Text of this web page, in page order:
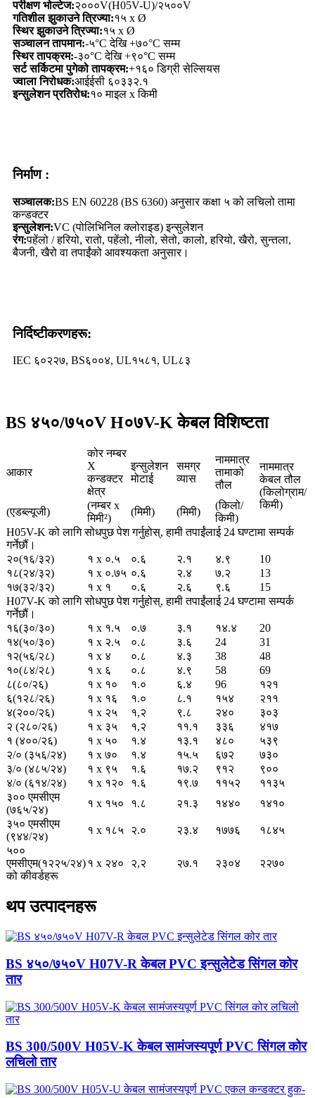
परीक्षण भोल्टेज:२०००V(H05V-U)/२५००V
गतिशील झुकाउने त्रिज्या:१५ x Ø
स्थिर झुकाउने त्रिज्या:१५ x Ø
सञ्चालन तापमान:-५°C देखि +७०°C सम्म
स्थिर तापक्रम:-३०°C देखि +९०°C सम्म
सर्ट सर्किटमा पुगेको तापक्रम:+१६० डिग्री सेल्सियस
ज्वाला निरोधक:आईईसी ६०३३२.१
इन्सुलेशन प्रतिरोध:१० माइल x किमी
निर्माण :
सञ्चालक:BS EN 60228 (BS 6360) अनुसार कक्षा ५ को लचिलो तामा
कन्डक्टर
इन्सुलेशन:VC (पोलिभिनिल क्लोराइड) इन्सुलेशन
रंग:पहेंलो / हरियो, रातो, पहेंलो, नीलो, सेतो, कालो, हरियो, खैरो, सुन्तला,
बैजनी, खैरो वा तपाईंको आवश्यकता अनुसार।
निर्दिष्टीकरणहरू:
IEC ६०२२७, BS६००४, UL१५८१, UL८३
BS ४५०/७५०V H०७V-K केबल विशिष्टता
आकार
कोर नम्बर
X
कन्डक्टर
क्षेत्र
इन्सुलेशन
मोटाई
समग्र
व्यास
नाममात्र
तामाको
तौल
नाममात्र
केबल तौल
(किलोग्राम/
किमी)
(एडब्ल्यूजी)
(नम्बर x
मिमी²)
(मिमी) (मिमी)
(किलो/
किमी)
H05V-K को लागि सोधपुछ पेश गर्नुहोस्, हामी तपाईंलाई 24 घण्टामा सम्पर्क
गर्नेछौं।
२०(१६/३२)
१ x ०.५ ०.६ २.१ ४.९
10
१८(२४/३२)
१ x ०.७५ ०.६ २.४ ७.२
13
१७(३२/३२)
१ x १ ०.६ २.६ ९.६
15
H07V-K को लागि सोधपुछ पेश गर्नुहोस्, हामी तपाईंलाई 24 घण्टामा सम्पर्क
गर्नेछौं।
१६(३०/३०)
१ x १.५ ०.७ ३.१ १४.४
20
१४(५०/३०)
१ x २.५ ०.८ ३.६ 24
31
१२(५६/२८)
१ x ४ ०.८ ४.३ 38
48
१०(८४/२८)
१ x ६ ०.८ ४.९ 58
69
८(८०/२६)
१ x १० १.० ६.४ 96
१२१
६(१२८/२६)
१ x १६ १.० ८.१ १५४
२११
४(२००/२६)
१ x २५ १,२ ९.८ २४०
३०३
२ (२८०/२६)
१ x ३५ १,२ ११.१ ३३६
४१७
१ (४००/२६)
१ x ५० १.४ १३.१ ४८०
५३९
२/० (३५६/२४)
१ x ७० १.४ १५.५ ६७२
७३०
३/० (४८५/२४)
१ x ९५ १.६ १७.२ ९१२
९००
४/० (६१४/२४)
१ x १२० १.६ १९.७ ११५२
११३५
३०० एमसीएम
(७६५/२४)
१ x १५० १.८ २१.३ १४४०
१४१०
३५० एमसीएम
(९४४/२४)
१ x १८५ २.० २३.४ १७७६
१८४५
५००
एमसीएम(१२२५/२४)
को कीवर्डहरू
१ x २४० २,२ २७.१ २३०४ २२७०
थप उत्पादनहरू
BS ४५०/७५०V H07V-R केबल PVC इन्सुलेटेड सिंगल कोर
तार
BS 300/500V H05V-K केबल सामंजस्यपूर्ण PVC सिंगल कोर
लचिलो तार